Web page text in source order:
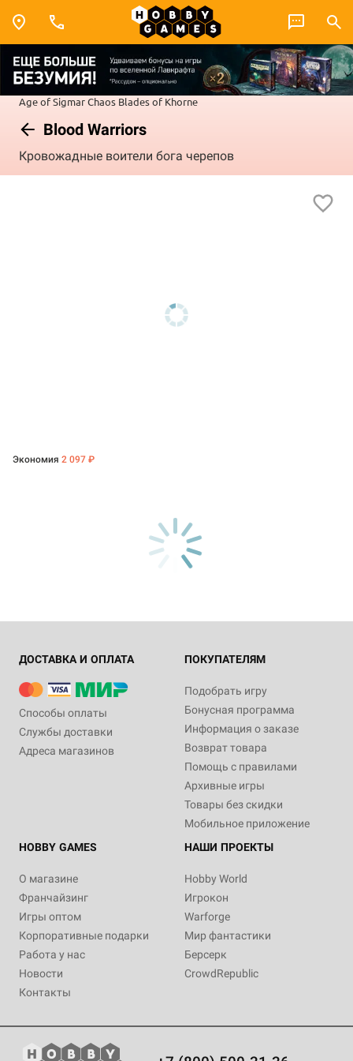
Age of SigmarChaos Blades of Khorne
Blood Warriors
Кровожадные воители бога черепов
Экономия 2 097 ₽
ДОСТАВКА И ОПЛАТА
Способы оплаты
Службы доставки
Адреса магазинов
ПОКУПАТЕЛЯМ
Подобрать игру
Бонусная программа
Информация о заказе
Возврат товара
Помощь с правилами
Архивные игры
Товары без скидки
Мобильное приложение
HOBBY GAMES
О магазине
Франчайзинг
Игры оптом
Корпоративные подарки
Работа у нас
Новости
Контакты
НАШИ ПРОЕКТЫ
Hobby World
Игрокон
Warforge
Мир фантастики
Берсерк
CrowdRepublic